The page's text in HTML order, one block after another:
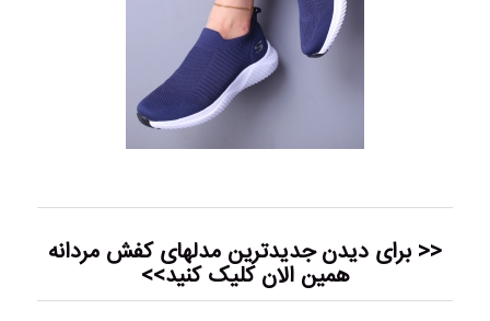
<< برای دیدن جدیدترین مدلهایکفش مردانه
همین الان کلیک کنید>>